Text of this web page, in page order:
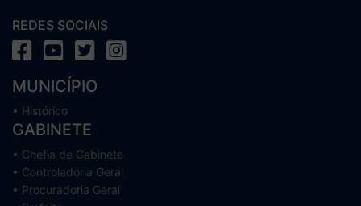
REDES SOCIAIS
MUNICÍPIO
• Histórico
GABINETE
• Chefia de Gabinete
• Controladoria Geral
• Procuradoria Geral